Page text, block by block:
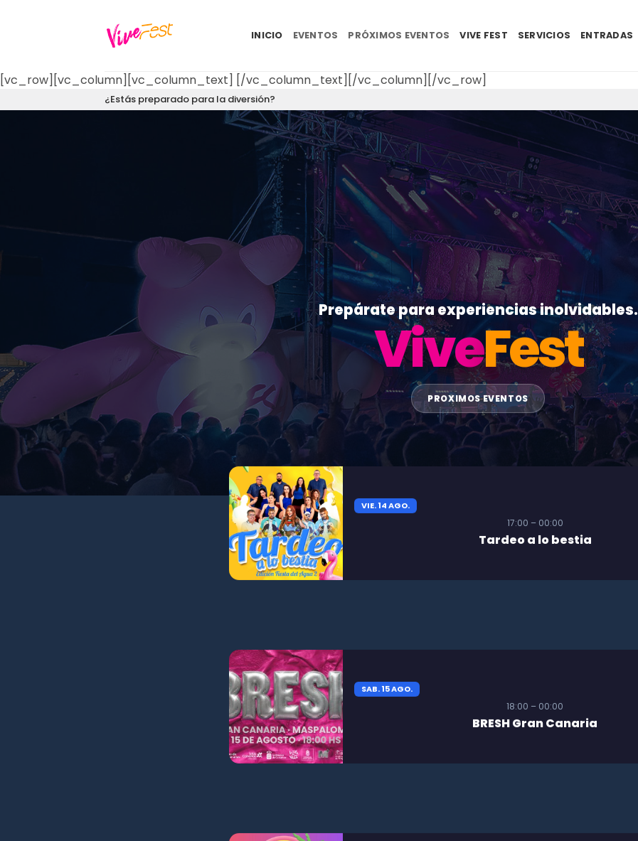
INICIO EVENTOS PRÓXIMOS EVENTOS VIVE FEST SERVICIOS ENTRADAS
[vc_row][vc_column][vc_column_text] [/vc_column_text][/vc_column][/vc_row]
¿Estás preparado para la diversión?
Prepárate para experiencias inolvidables.
ViveFest
PROXIMOS EVENTOS
VIE. 14 AGO.
17:00 – 00:00
Tardeo a lo bestia
SAB. 15 AGO.
18:00 – 00:00
BRESH Gran Canaria